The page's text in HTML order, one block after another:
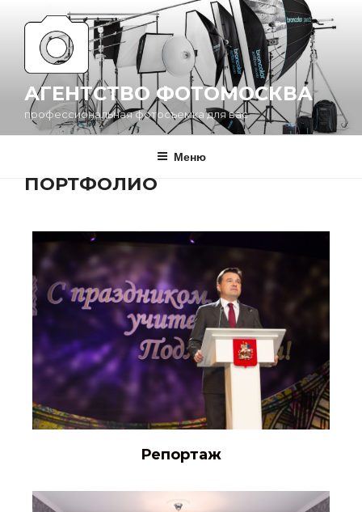
АГЕНТСТВО ФОТОМОСКВА
профессиональная фотосъемка для вас
Меню
ПОРТФОЛИО
Репортаж